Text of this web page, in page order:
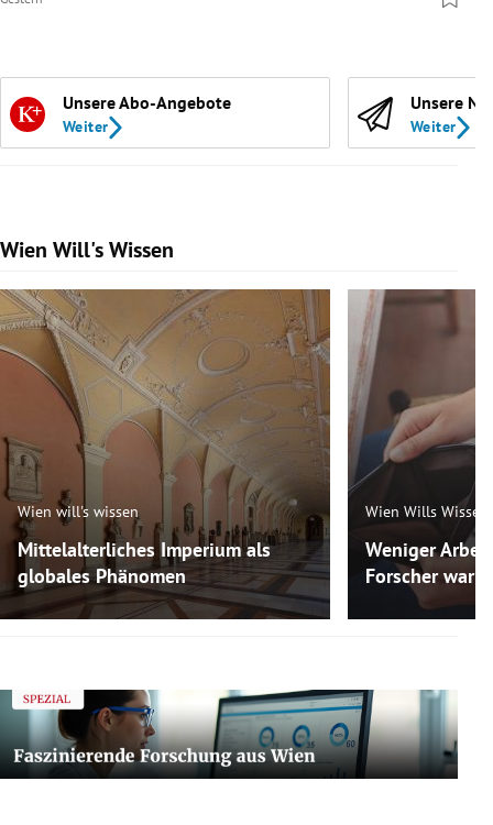
Unsere Abo-Angebote
Weiter
Unsere
Weiter
Wien Will's Wissen
Slide 1 von 139
Wien will's wissen
Mittelalterliches Imperium als
globales Phänomen
Wien Wills Wissen
Weniger
Forscher